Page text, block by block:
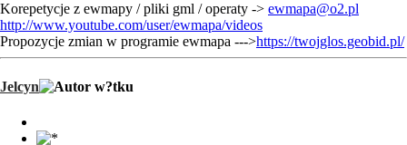
Korepetycje z ewmapy / pliki gml / operaty -> ewmapa@o2.pl
http://www.youtube.com/user/ewmapa/videos
Propozycje zmian w programie ewmapa --->https://twojglos.geobid.pl/
Jelcyn